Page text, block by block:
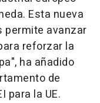
Esta nueva
permite avanzar
reforzar la
ha añadido
de
para la UE.